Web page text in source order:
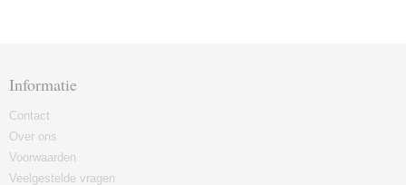
Informatie
Contact
Over ons
Voorwaarden
Veelgestelde vragen